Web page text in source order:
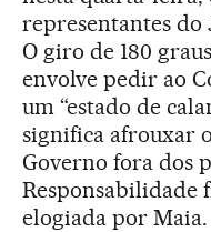
representantes
O giro de 180
envolve pedir ao
um “estado de
significa afrouxar
Governo fora dos
Responsabilidade
elogiada por Maia.